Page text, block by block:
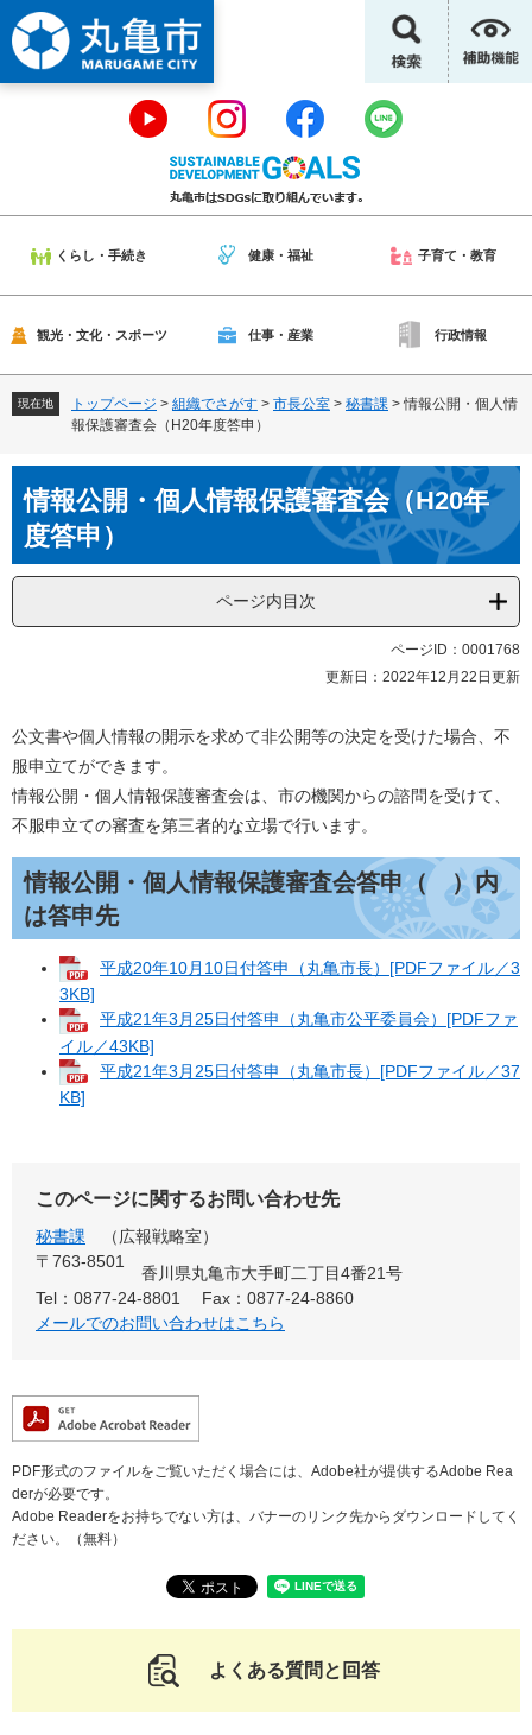
ー
ジ
の
。
ニ
ュ
ー
て
くらし・手続き 健康・福祉 子育て・教育
観光・文化・スポーツ 仕事・産業 行政情報
現在地 トップページ > 組織でさがす > 市長公室 > 秘書課 >情報公開・個人情
報保護審査会（H20年度答申）
文情報公開・個人情報保護審査会（H20年
度答申）
ページ内目次
ページID：0001768
更新日：2022年12月22日更新
公文書や個人情報の開示を求めて非公開等の決定を受けた場合、不
服申立てができます。
情報公開・個人情報保護審査会は、市の機関からの諮問を受けて、
不服申立ての審査を第三者的な立場で行います。
情報公開・個人情報保護審査会答申（ ）内
は答申先
平成20年10月10日付答申（丸亀市長）[PDFファイル／3
3KB]
平成21年3月25日付答申（丸亀市公平委員会）[PDFファ
イル／43KB]
平成21年3月25日付答申（丸亀市長）[PDFファイル／37
KB]
このページに関するお問い合わせ先
秘書課
広報戦略室
〒763-8501
香川県丸亀市大手町二丁目4番21号
Tel：0877-24-8801
Fax：0877-24-8860
メールでのお問い合わせはこちら
PDF形式のファイルをご覧いただく場合には、Adobe社が提供するAdobe Rea
derが必要です。
Adobe Readerをお持ちでない方は、バナーのリンク先からダウンロードしてく
ださい。（無料）
よくある質問と回答